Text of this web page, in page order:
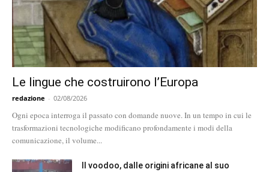
Le lingue che costruirono l’Europa
redazione - 02/08/2026
Ogni epoca interroga il passato con domande nuove. In un tempo in cui le
trasformazioni tecnologiche modificano profondamente i modi della
comunicazione, il volume...
Il voodoo, dalle origini africane al suo